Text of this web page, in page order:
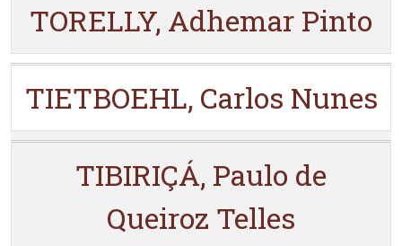
TORELLY, Adhemar Pinto
TIETBOEHL, Carlos Nunes
TIBIRIÇÁ, Paulo de
Queiroz Telles